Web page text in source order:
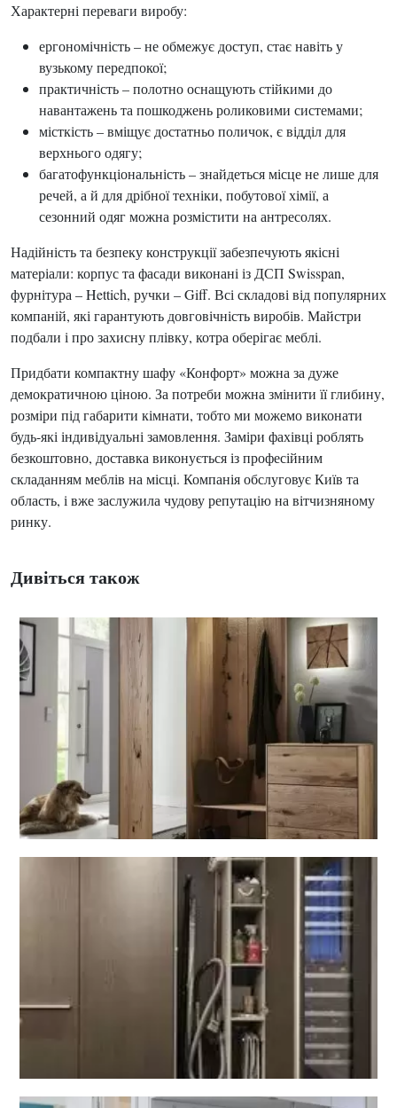
Характерні переваги виробу:
ергономічність – не обмежує доступ, стає навіть у
вузькому передпокої;
практичність – полотно оснащують стійкими до
навантажень та пошкоджень роликовими системами;
місткість – вміщує достатньо поличок, є відділ для
верхнього одягу;
багатофункціональність – знайдеться місце не лише для
речей, а й для дрібної техніки, побутової хімії, а
сезонний одяг можна розмістити на антресолях.
Надійність та безпеку конструкції забезпечують якісні
матеріали: корпус та фасади виконані із ДСП Swisspan,
фурнітура – Hettich, ручки – Giff. Всі складові від популярних
компаній, які гарантують довговічність виробів. Майстри
подбали і про захисну плівку, котра оберігає меблі.
Придбати компактну шафу «Конфорт» можна за дуже
демократичною ціною. За потреби можна змінити її глибину,
розміри під габарити кімнати, тобто ми можемо виконати
будь-які індивідуальні замовлення. Заміри фахівці роблять
безкоштовно, доставка виконується із професійним
складанням меблів на місці. Компанія обслуговує Київ та
область, і вже заслужила чудову репутацію на вітчизняному
ринку.
Дивіться також